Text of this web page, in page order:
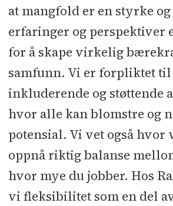
at mangfold er en styrke
erfaringer og perspektiver
for å skape virkelig
samfunn. Vi er forpliktet
inkluderende og støttende
hvor alle kan blomstre og
potensial. Vi vet også hvor
oppnå riktig balanse
hvor mye du jobber. Hos
vi fleksibilitet som en del